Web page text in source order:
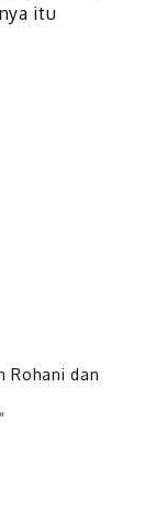
itu
Rohani dan